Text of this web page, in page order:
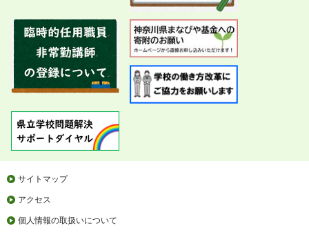
サイトマップ
アクセス
個人情報の取扱いについて